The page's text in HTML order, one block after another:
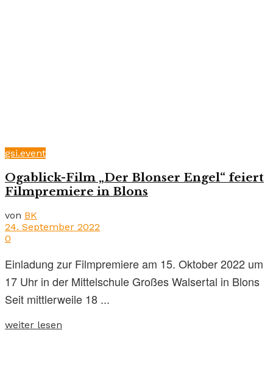
gsi.event
Ogablick-Film „Der Blonser Engel“ feiert
Filmpremiere in Blons
von BK
24. September 2022
0
Einladung zur Filmpremiere am 15. Oktober 2022 um
17 Uhr in der Mittelschule Großes Walsertal in Blons
Seit mittlerweile 18 ...
weiter lesen